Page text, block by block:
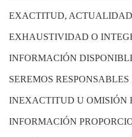
EXACTITUD,
EXHAUSTIVIDAD O
INFORMACIÓN
SEREMOS
INEXACTITUD U OMISIÓN
INFORMACIÓN